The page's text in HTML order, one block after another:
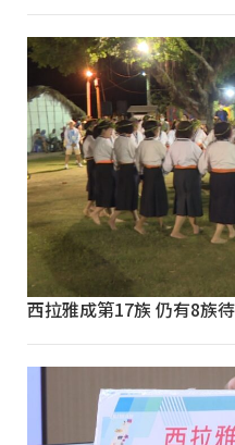
西拉雅成第17族 仍有8族